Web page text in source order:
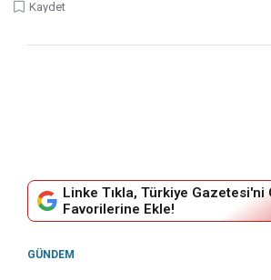
Kaydet
Linke Tıkla, Türkiye Gazetesi'ni
Favorilerine Ekle!
GÜNDEM